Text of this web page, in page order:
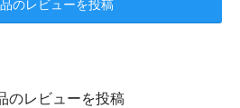
のレビューを投稿
のレビューを投稿